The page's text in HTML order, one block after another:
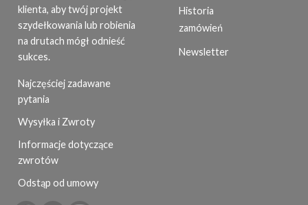
klienta, aby twój projekt
szydełkowania lub robienia
na drutach mógł odnieść
sukces.
Najczęściej zadawane
pytania
Wysyłka i Zwroty
Informacje dotyczące
zwrotów
Odstąp od umowy
Historia
zamówień
Newsletter